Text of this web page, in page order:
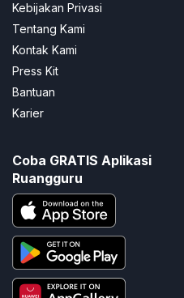
Kebijakan Privasi
Tentang Kami
Kontak Kami
Press Kit
Bantuan
Karier
Coba GRATIS Aplikasi
Ruangguru